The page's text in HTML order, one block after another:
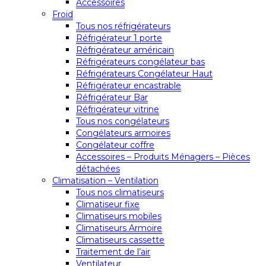
Accessoires
Froid
Tous nos réfrigérateurs
Réfrigérateur 1 porte
Réfrigérateur américain
Réfrigérateurs congélateur bas
Réfrigérateurs Congélateur Haut
Réfrigérateur encastrable
Réfrigérateur Bar
Réfrigérateur vitrine
Tous nos congélateurs
Congélateurs armoires
Congélateur coffre
Accessoires – Produits Ménagers – Pièces
détachées
Climatisation – Ventilation
Tous nos climatiseurs
Climatiseur fixe
Climatiseurs mobiles
Climatiseurs Armoire
Climatiseurs cassette
Traitement de l’air
Ventilateur